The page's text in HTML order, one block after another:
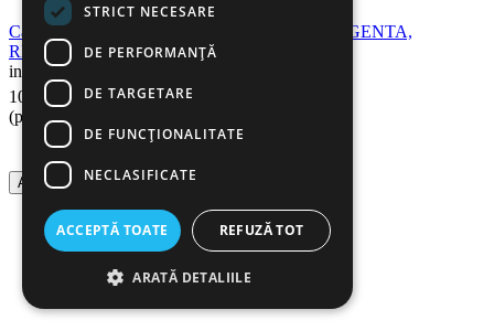
Cartus toner compatibil CANON CRG-731 MAGENTA,
RETECH
in stoc
100
56 Lei
(pret cu TVA inclus)
Adauga in cos
STRICT NECESARE
DE PERFORMANȚĂ
DE TARGETARE
DE FUNCŢIONALITATE
NECLASIFICATE
ACCEPTĂ TOATE REFUZĂ TOT
ARATĂ DETALIILE